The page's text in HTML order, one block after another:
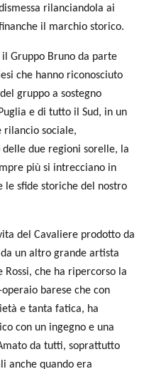
rilanciandola ai
il marchio storico.
Gruppo Bruno da parte
che hanno riconosciuto
gruppo a sostegno
e di tutto il Sud, in un
rilancio sociale,
due regioni sorelle, la
più si intrecciano in
le sfide storiche del nostro
del Cavaliere prodotto da
un altro grande artista
Rossi, che ha ripercorso la
barese che con
e tanta fatica, ha
con un ingegno e una
da tutti, soprattutto
anche quando era